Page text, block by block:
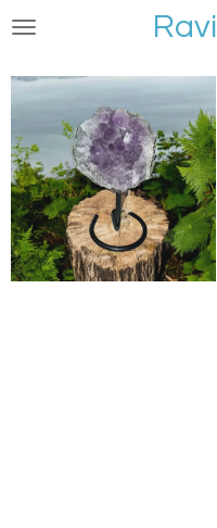
Ga
naar
de
hoofdinhoud